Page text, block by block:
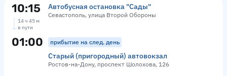
10:15 Автобусная остановка "Сады"
Севастополь, улица Второй Обороны
14 ч 45 м
в пути
01:00 прибытие на след. день
Старый (пригородный) автовокзал
Ростов-на-Дону, проспект Шолохова, 126